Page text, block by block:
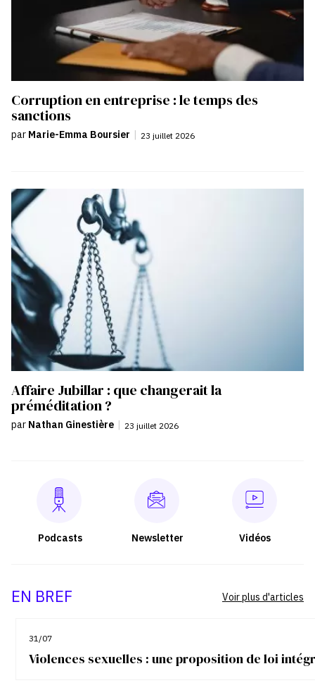
Corruption en entreprise : le temps des
sanctions
par Marie-Emma Boursier 23 juillet 2026
Affaire Jubillar : que changerait la
préméditation ?
par Nathan Ginestière | 23 juillet 2026
Podcasts Newsletter Vidéos
EN BREF
31/07
Violences sexuelles : une proposition de loi
Voir plus d'articles